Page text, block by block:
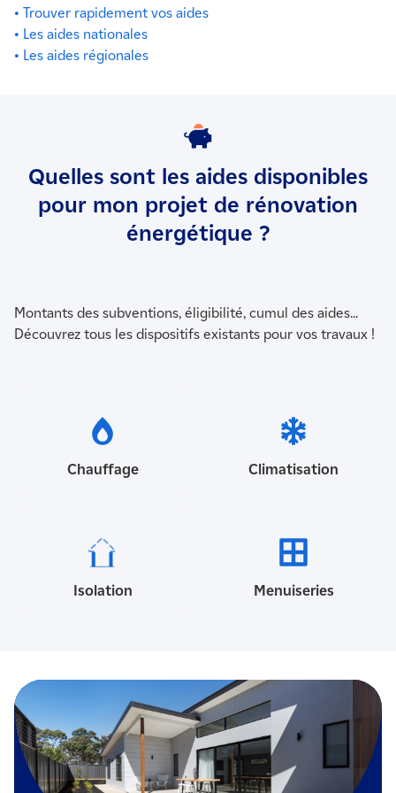
• Trouver rapidement vos aides
• Les aides nationales
• Les aides régionales
Quelles sont les aides disponibles
pour mon projet de rénovation
énergétique ?
Montants des subventions, éligibilité, cumul des aides...
Découvrez tous les dispositifs existants pour vos travaux !
Chauffage Climatisation
Isolation Menuiseries